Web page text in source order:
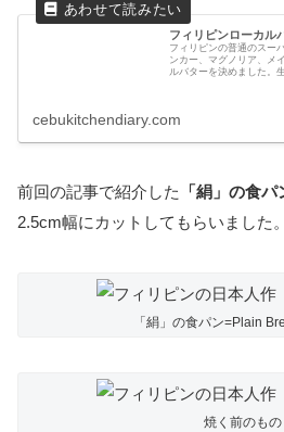
フィリピンローカル
フィリピンの普通のスー
ンカー、マグノリア、メ
ルバターを決めました。
cebukitchendiary.com
前回の記事で紹介した 「絹」の食パ
2.5cm幅にカットしてもらいました。
「絹」の食パン=Plain
焼く前のもの